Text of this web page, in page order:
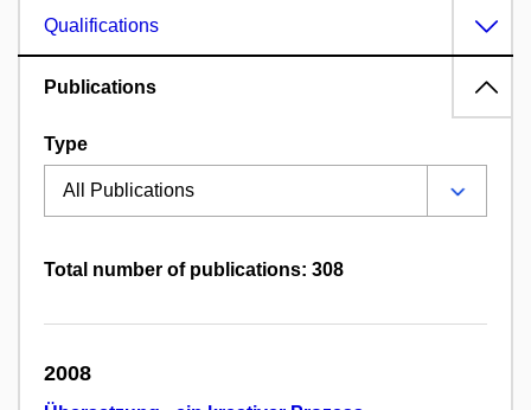
Qualifications
Publications
Type
Total number of publications: 308
2008